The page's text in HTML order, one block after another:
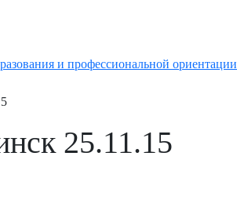
и профессиональной ориентации
25.11.15